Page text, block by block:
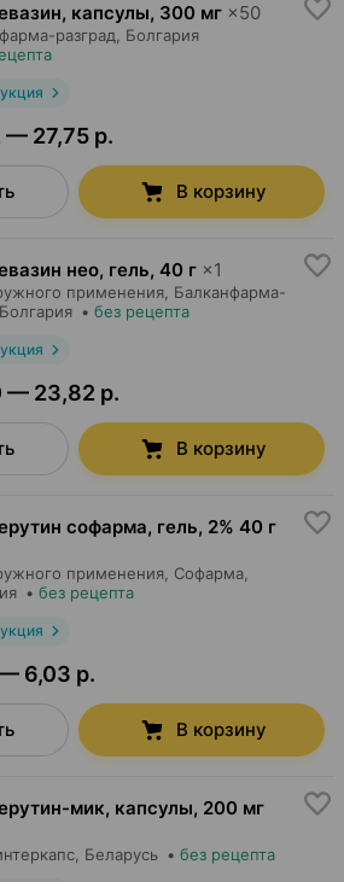
капсулы, 300 мг ×50
разград , Болгария
— 27,75 р.
В корзину
нео, гель, 40 г ×1
применения, Балканфарма-
, Болгария • без рецепта
— 23,82 р.
В корзину
софарма, гель, 2% 40 г
применения, Софарма
• без рецепта
6,03 р.
В корзину
мик, капсулы, 200 мг
, Беларусь • без рецепта